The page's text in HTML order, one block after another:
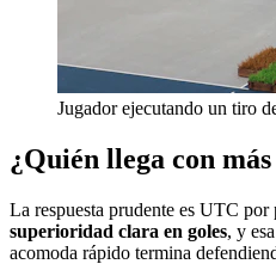
Jugador ejecutando un tiro
¿Quién llega con
La respuesta prudente es UTC por
superioridad clara en goles, y
acomoda rápido termina